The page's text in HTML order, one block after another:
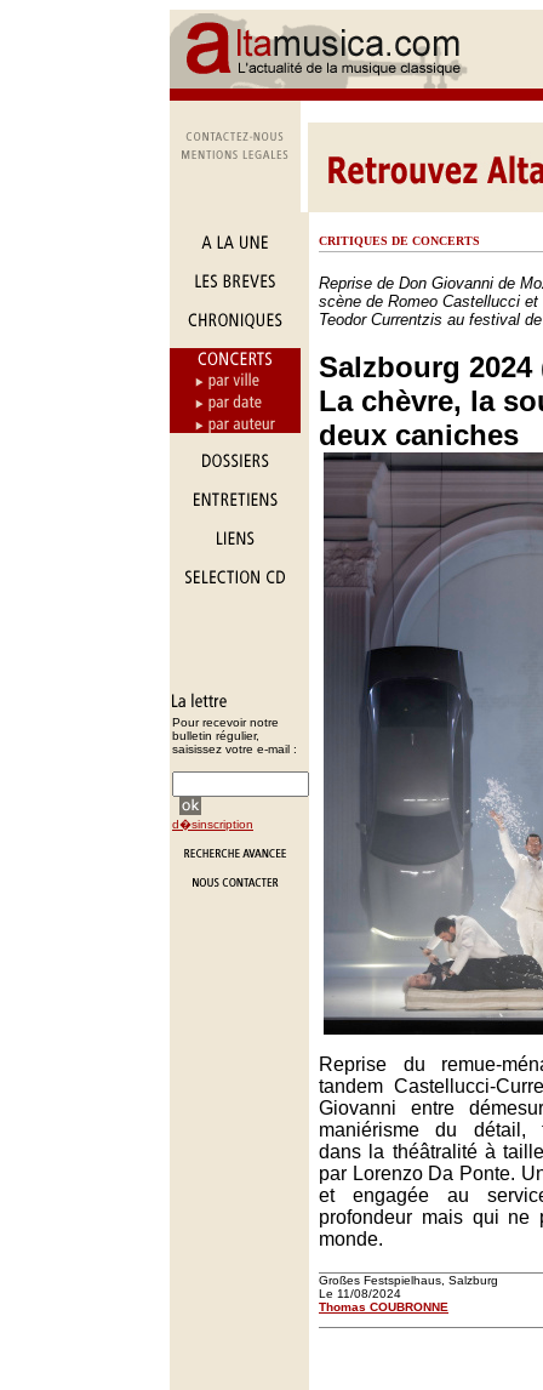
Pour recevoir notre
bulletin régulier,
saisissez votre e-mail :
d�sinscription
CRITIQUES DE CONCERTS
Reprise de Don Giovanni de
scène de Romeo Castellucci
Teodor Currentzis au festival
Salzbourg 2024
La chèvre, la
deux caniches
Reprise du remue-
tandem Castellucci-
Giovanni entre
maniérisme du détail,
dans la théâtralité à
par Lorenzo Da Ponte.
et engagée au
profondeur mais qui
monde.
Großes Festspielhaus, Salzburg
Le 11/08/2024
Thomas COUBRONNE